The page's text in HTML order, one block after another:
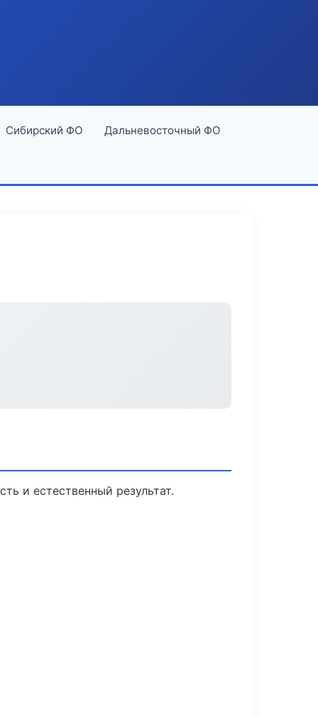
Сибирский ФО Дальневосточный ФО
и естественный результат.